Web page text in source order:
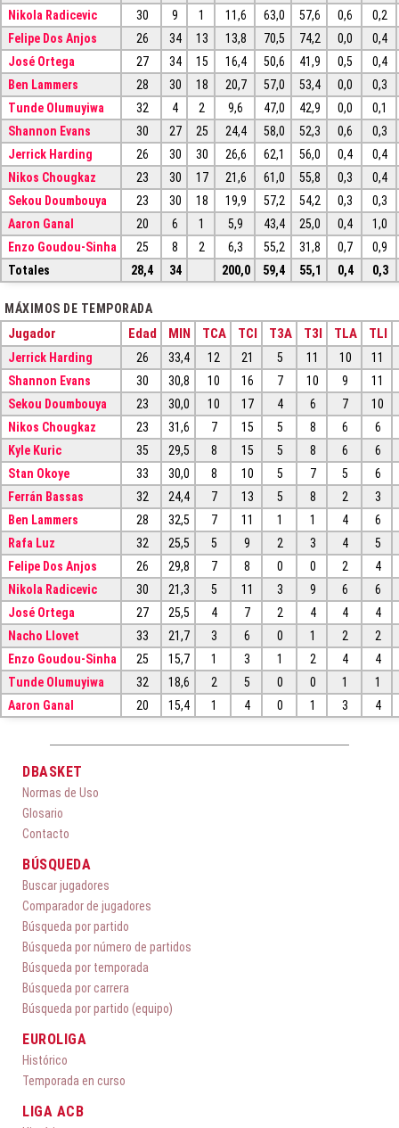
Nikola Radicevic
30 9 1 11,6 63,0 57,6 0,6
0,2
Felipe Dos Anjos
26 34 13 13,8 70,5 74,2 0,0
0,4
José Ortega
27 34 15 16,4 50,6 41,9 0,5
0,4
Ben Lammers
28 30 18 20,7 57,0 53,4 0,0
0,3
Tunde Olumuyiwa
32 4 2 9,6 47,0 42,9 0,0
0,1
Shannon Evans
30 27 25 24,4 58,0 52,3 0,6
0,3
Jerrick Harding
26 30 30 26,6 62,1 56,0 0,4
0,4
Nikos Chougkaz
23 30 17 21,6 61,0 55,8 0,3
0,4
Sekou Doumbouya
23 30 18 19,9 57,2 54,2 0,3
0,3
Aaron Ganal
20 6 1 5,9 43,4 25,0 0,4
1,0
Enzo Goudou-Sinha
25 8 2 6,3 55,2 31,8 0,7
0,9
Totales
28,4 34 200,0 59,4 55,1 0,4 0,3
MÁXIMOS DE TEMPORADA
Jugador Edad MIN TCA TCI T3A T3I TLA TLI
Jerrick Harding 26 33,4 12 21 5 11 10
11
Shannon Evans
30 30,8 10 16 7 10 9
11
Sekou Doumbouya
23 30,0 10 17 4 6 7
10
Nikos Chougkaz
23 31,6 7 15 5 8 6
6
Kyle Kuric
35 29,5 8 15 5 8 6
6
Stan Okoye
33 30,0 8 10 5 7 5
6
Ferrán Bassas
32 24,4 7 13 5 8 2
3
Ben Lammers
28 32,5 7 11 1 1 4
6
Rafa Luz
32 25,5 5 9 2 3 4
5
Felipe Dos Anjos
26 29,8 7 8 0 0 2
4
Nikola Radicevic
30 21,3 5 11 3 9 6
6
José Ortega
27 25,5 4 7 2 4 4
4
Nacho Llovet
33 21,7 3 6 0 1 2
2
Enzo Goudou-Sinha
25 15,7 1 3 1 2 4
4
Tunde Olumuyiwa
32 18,6 2 5 0 0 1
1
Aaron Ganal
20 15,4 1 4 0 1 3 4
DBASKET
Normas de Uso
Glosario
Contacto
BÚSQUEDA
Buscar jugadores
Comparador de jugadores
Búsqueda por partido
Búsqueda por número de partidos
Búsqueda por temporada
Búsqueda por carrera
Búsqueda por partido (equipo)
EUROLIGA
Histórico
Temporada en curso
LIGA ACB